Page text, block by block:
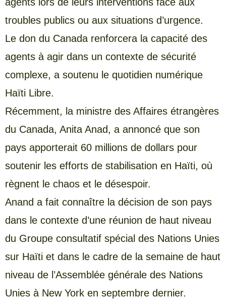
troubles publics ou aux situations d’urgence.
Le don du Canada renforcera la capacité des
agents à agir dans un contexte de sécurité
complexe, a soutenu le quotidien numérique
Haïti Libre.
Récemment, la ministre des Affaires étrangères
du Canada, Anita Anad, a annoncé que son
pays apporterait 60 millions de dollars pour
soutenir les efforts de stabilisation en Haïti, où
règnent le chaos et le désespoir.
Anand a fait connaître la décision de son pays
dans le contexte d’une réunion de haut niveau
du Groupe consultatif spécial des Nations Unies
sur Haïti et dans le cadre de la semaine de haut
niveau de l’Assemblée générale des Nations
Unies à New York en septembre dernier.